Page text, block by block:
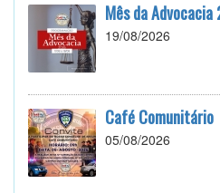
Mês da
19/08/2026
Café Comunitário
05/08/2026